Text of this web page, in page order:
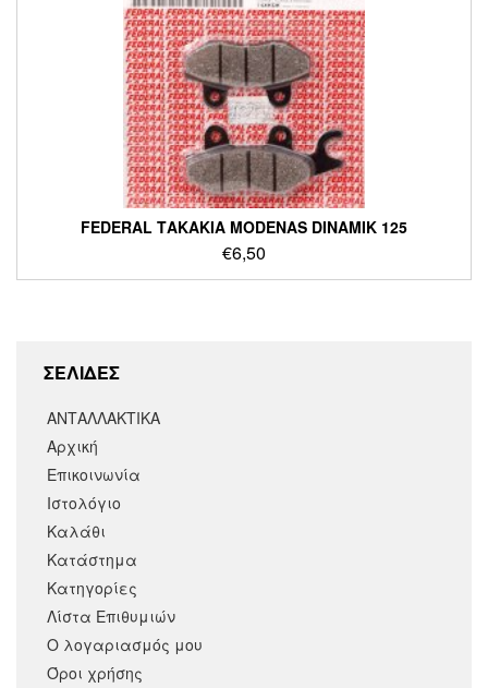
FEDERAL ΤΑΚΑΚΙΑ MODENAS DINAMIK 125
€6,50
ΣΕΛΙΔΕΣ
ΑΝΤΑΛΛΑΚΤΙΚΑ
Αρχική
Επικοινωνία
Ιστολόγιο
Καλάθι
Κατάστημα
Κατηγορίες
Λίστα Επιθυμιών
Ο λογαριασμός μου
Όροι χρήσης